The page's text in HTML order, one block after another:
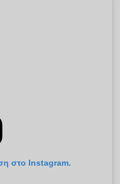
στο Instagram.